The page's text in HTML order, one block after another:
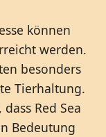
können
werden.
besonders
Tierhaltung.
Red Sea
Bedeutung